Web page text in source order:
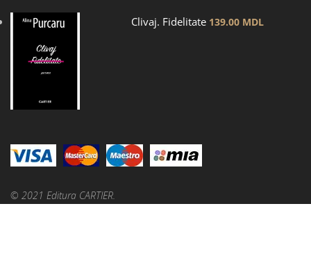
Clivaj. Fidelitate 139.00 MDL
© 2021 Editura CARTIER.